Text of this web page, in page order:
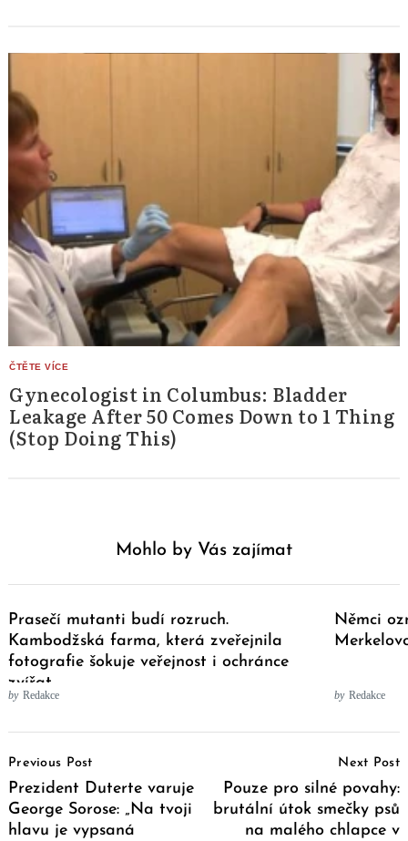
Gynecologist in Columbus: Bladder
Leakage After 50 Comes Down to 1 Thing
(Stop Doing This)
Mohlo by Vás zajímat
Prasečí mutanti budí rozruch.
Kambodžská farma, která zveřejnila
fotografie šokuje veřejnost i ochránce
zvířat
by Redakce
Němci
by Redakce
Navigation
Previous Post
Prezident Duterte varuje
George Sorose: „Na tvoji
hlavu je vypsaná
Next Post
Pouze pro silné povahy:
brutální útok smečky psů
na malého chlapce v